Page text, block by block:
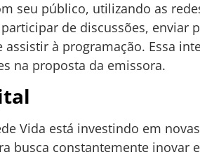
seu público, utilizando as
de discussões, enviar
à programação. Essa
na proposta da emissora.
Vida está investindo em
busca constantemente inovar